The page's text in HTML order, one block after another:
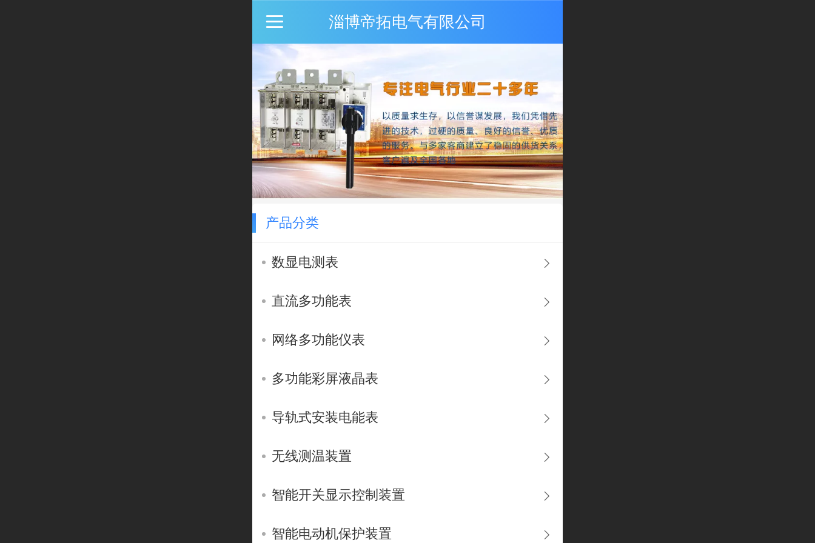
淄博帝拓电气有限公司
产品分类
数显电测表
直流多功能表
网络多功能仪表
多功能彩屏液晶表
导轨式安装电能表
无线测温装置
智能开关显示控制装置
智能电动机保护装置